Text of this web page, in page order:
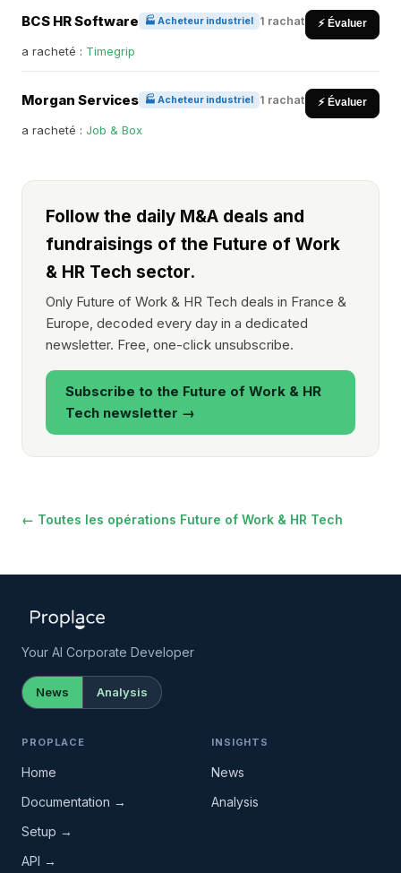
BCS HR Software 🏭 Acheteur industriel 1 rachat ⚡ Évaluer
a racheté : Timegrip
Morgan Services 🏭 Acheteur industriel 1 rachat ⚡ Évaluer
a racheté : Job & Box
Follow the daily M&A deals and
fundraisings of the Future of Work
& HR Tech sector.
Only Future of Work & HR Tech deals in France &
Europe, decoded every day in a dedicated
newsletter. Free, one-click unsubscribe.
Subscribe to the Future of Work & HR
Tech newsletter →
← Toutes les opérations Future of Work & HR Tech
Your AI Corporate Developer
News Analysis
PROPLACE
Home
Documentation →
Setup →
API →
INSIGHTS
News
Analysis